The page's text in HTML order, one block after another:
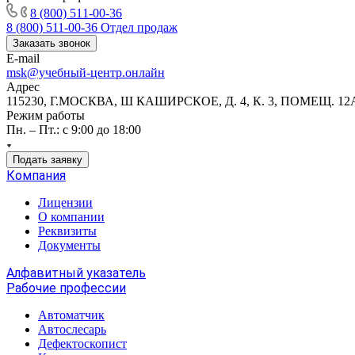
8 (800) 511-00-36
8 (800) 511-00-36 Отдел продаж
Заказать звонок
E-mail
msk@учебный-центр.онлайн
Адрес
115230, Г.МОСКВА, Ш КАШИРСКОЕ, Д. 4, К. 3, ПОМЕЩ.
Режим работы
Пн. – Пт.: с 9:00 до 18:00
Подать заявку
Компания
Лицензии
О компании
Реквизиты
Документы
Алфавитный указатель
Рабочие профессии
Автоматчик
Автослесарь
Дефектоскопист